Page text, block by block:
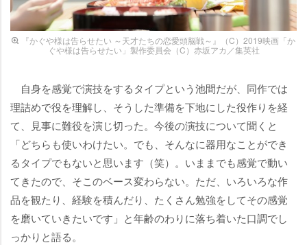
『かぐや様は告らせたい ～天才たちの恋愛頭脳戦～』（C）2019映画「か
ぐや様は告らせたい」製作委員会（C）赤坂アカ／集英社
自身を感覚で演技をするタイプという池間だが、同作では
理詰めで役を理解し、そうした準備を下地にした役作りを経
て、見事に難役を演じ切った。今後の演技について聞くと
「どちらも使いわけたい。でも、そんなに器用なことができ
るタイプでもないと思います（笑）。いままでも感覚で動い
てきたので、そこのベース変わらない。ただ、いろいろな作
品を観たり、経験を積んだり、たくさん勉強をしてその感覚
を磨いていきたいです」と年齢のわりに落ち着いた口調でし
っかりと語る。